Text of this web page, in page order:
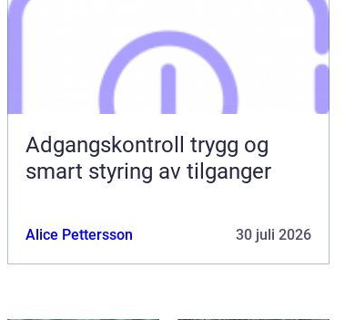
Adgangskontroll trygg og
smart styring av tilganger
Alice Pettersson 30 juli 2026